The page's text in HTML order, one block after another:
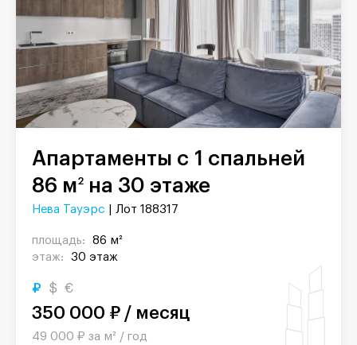
Апартаменты с 1 спальней
86 м2 на 30 этаже
Нева Тауэрс | Лот 188317
площадь:
86 м²
этаж:
30 этаж
₽ $ €
350 000 ₽ / месяц
49 000 ₽ за м² / год